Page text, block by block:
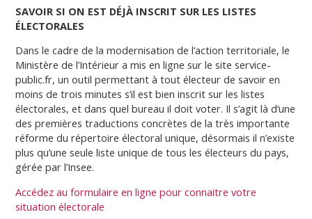
SAVOIR SI ON EST DÉJÀ INSCRIT SUR LES LISTES
ÉLECTORALES
Dans le cadre de la modernisation de l’action territoriale, le
Ministère de l’Intérieur a mis en ligne sur le site service-
public.fr, un outil permettant à tout électeur de savoir en
moins de trois minutes s’il est bien inscrit sur les listes
électorales, et dans quel bureau il doit voter. Il s’agit là d’une
des premières traductions concrètes de la très importante
réforme du répertoire électoral unique, désormais il n’existe
plus qu’une seule liste unique de tous les électeurs du pays,
gérée par l’Insee.
Accédez au formulaire en ligne pour connaitre votre
situation électorale